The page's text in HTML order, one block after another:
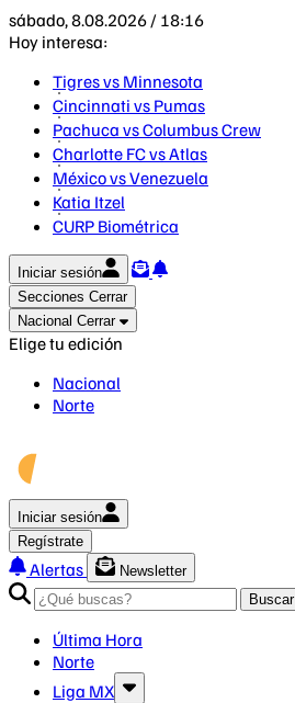
sábado, 8.08.2026 / 18:16
Hoy interesa:
Tigres vs Minnesota
Cincinnati vs Pumas
Pachuca vs Columbus Crew
Charlotte FC vs Atlas
México vs Venezuela
Katia Itzel
CURP Biométrica
Iniciar sesión
Secciones Cerrar
Nacional Cerrar
Elige tu edición
Nacional
Norte
Iniciar sesión
Regístrate
Alertas
Newsletter
Buscar
Última Hora
Norte
Liga MX